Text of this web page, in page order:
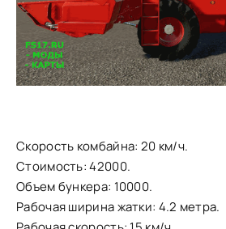
Скорость комбайна: 20 км/ч.
Стоимость: 42000.
Объем бункера: 10000.
Рабочая ширина жатки: 4.2 метра.